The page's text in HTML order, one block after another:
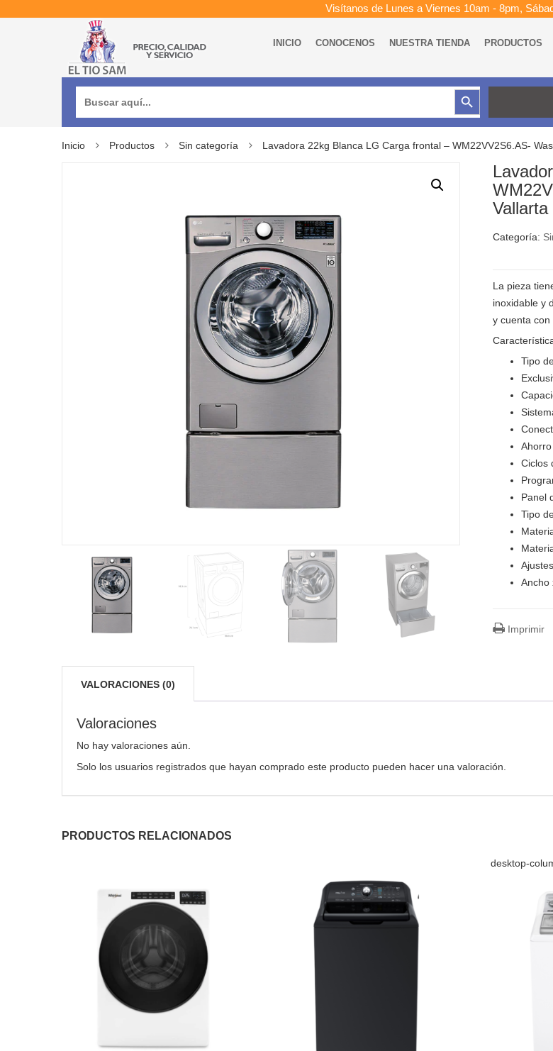
Visítanos de Lunes a Viernes 10am - 8pm,
INICIO CONOCENOS NUESTRA TIENDA PRODUCTOS
Botón de búsqueda
Inicio Productos Sin categoría Lavadora 22kg Blanca LG Carga frontal – WM22VV2S6.AS-
Vallarta
Categoría:
La pieza
inoxidable y
y cuenta con
Tipo
Ciclos
Panel
Tipo
Ancho
Imprimir
VALORACIONES (0)
Valoraciones
No hay valoraciones aún.
Solo los usuarios registrados que hayan comprado este producto pueden hacer una valoración.
PRODUCTOS RELACIONADOS
desktop-